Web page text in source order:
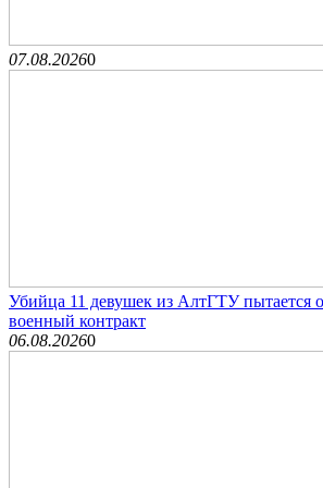
07.08.20260
Убийца 11 девушек из АлтГТУ пытается
военный контракт
06.08.20260